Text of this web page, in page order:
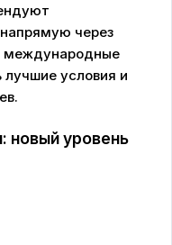
через
международные
лучшие условия и
новый уровень